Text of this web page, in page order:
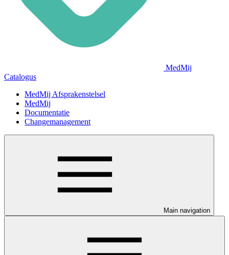
MedMij
Catalogus
MedMij Afsprakenstelsel
MedMij
Documentatie
Changemanagement
Main navigation